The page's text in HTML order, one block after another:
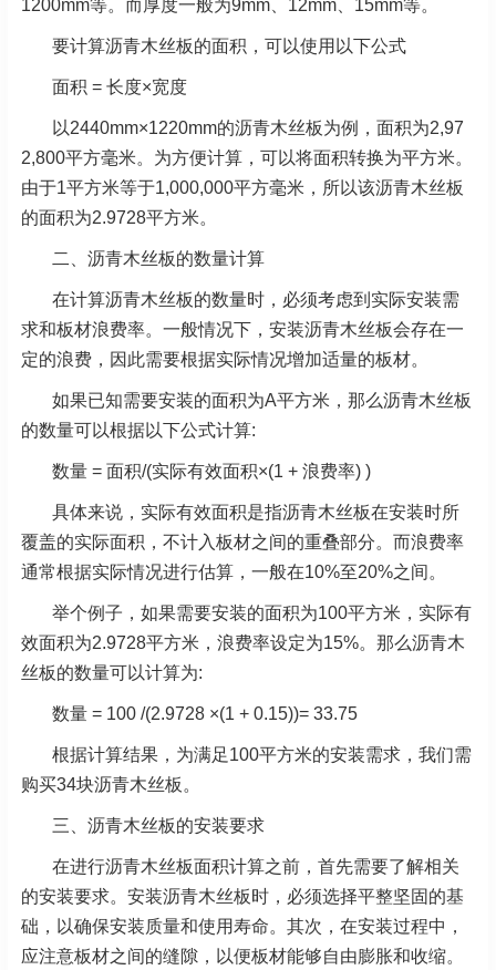
1200mm等。而厚度一般为9mm、12mm、15mm等。
要计算沥青木丝板的面积，可以使用以下公式
面积 = 长度×宽度
以2440mm×1220mm的沥青木丝板为例，面积为2,97
2,800平方毫米。为方便计算，可以将面积转换为平方米。
由于1平方米等于1,000,000平方毫米，所以该沥青木丝板
的面积为2.9728平方米。
二、沥青木丝板的数量计算
在计算沥青木丝板的数量时，必须考虑到实际安装需
求和板材浪费率。一般情况下，安装沥青木丝板会存在一
定的浪费，因此需要根据实际情况增加适量的板材。
如果已知需要安装的面积为A平方米，那么沥青木丝板
的数量可以根据以下公式计算:
数量 = 面积/(实际有效面积×(1 + 浪费率) )
具体来说，实际有效面积是指沥青木丝板在安装时所
覆盖的实际面积，不计入板材之间的重叠部分。而浪费率
通常根据实际情况进行估算，一般在10%至20%之间。
举个例子，如果需要安装的面积为100平方米，实际有
效面积为2.9728平方米，浪费率设定为15%。那么沥青木
丝板的数量可以计算为:
数量 = 100 /(2.9728 ×(1 + 0.15))= 33.75
根据计算结果，为满足100平方米的安装需求，我们需
购买34块沥青木丝板。
三、沥青木丝板的安装要求
在进行沥青木丝板面积计算之前，首先需要了解相关
的安装要求。安装沥青木丝板时，必须选择平整坚固的基
础，以确保安装质量和使用寿命。其次，在安装过程中，
应注意板材之间的缝隙，以便板材能够自由膨胀和收缩。